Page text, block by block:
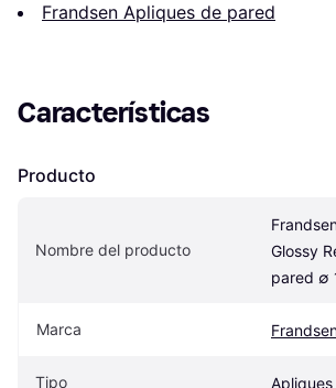
Frandsen Apliques de pared
Características
Producto
Nombre del producto
Glossy
pared ∅
Marca
Tipo